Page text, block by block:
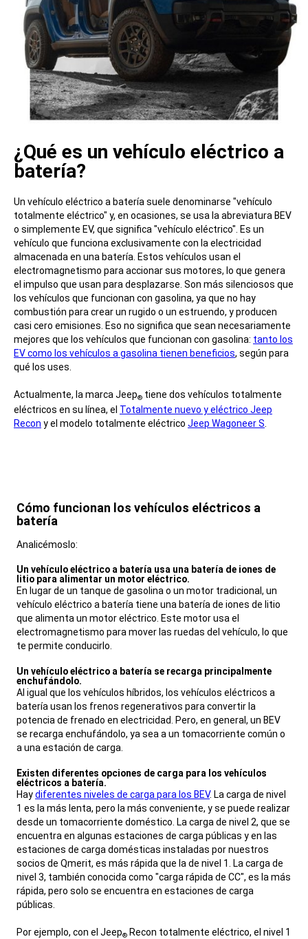
¿Qué es un vehículo eléctrico a
batería?
Un vehículo eléctrico a batería suele denominarse "vehículo
totalmente eléctrico" y, en ocasiones, se usa la abreviatura BEV
o simplemente EV, que significa "vehículo eléctrico". Es un
vehículo que funciona exclusivamente con la electricidad
almacenada en una batería. Estos vehículos usan el
electromagnetismo para accionar sus motores, lo que genera
el impulso que usan para desplazarse. Son más silenciosos que
los vehículos que funcionan con gasolina, ya que no hay
combustión para crear un rugido o un estruendo, y producen
casi cero emisiones. Eso no significa que sean necesariamente
mejores que los vehículos que funcionan con gasolina: tanto los
EV como los vehículos a gasolina tienen beneficios, según para
qué los uses.
Actualmente, la marca Jeep® tiene dos vehículos totalmente
eléctricos en su línea, el Totalmente nuevo y eléctrico Jeep
Recon y el modelo totalmente eléctrico Jeep Wagoneer S
Cómo funcionan los vehículos eléctricos a
batería
Analicémoslo:
Un vehículo eléctrico a batería usa una batería de iones de
litio para alimentar un motor eléctrico.
,En lugar de un tanque de gasolina o un motor tradicional, un
vehículo eléctrico a batería tiene una batería de iones de litio
que alimenta un motor eléctrico. Este motor usa el
electromagnetismo para mover las ruedas del vehículo, lo que
te permite conducirlo.
Un vehículo eléctrico a batería se recarga principalmente
enchufándolo.
,Al igual que los vehículos híbridos, los vehículos eléctricos a
batería usan los frenos regenerativos para convertir la
potencia de frenado en electricidad. Pero, en general, un BEV
se recarga enchufándolo, ya sea a un tomacorriente común o
a una estación de carga.
Existen diferentes opciones de carga para los vehículos
eléctricos a batería.
,Haydiferentes niveles de carga para los BEV. La carga de nivel
1 es la más lenta, pero la más conveniente, y se puede realizar
desde un tomacorriente doméstico. La carga de nivel 2, que se
encuentra en algunas estaciones de carga públicas y en las
estaciones de carga domésticas instaladas por nuestros
socios de Qmerit, es más rápida que la de nivel 1. La carga de
nivel 3, también conocida como "carga rápida de CC", es la más
rápida, pero solo se encuentra en estaciones de carga
públicas.
Por ejemplo, con el Jeep® Recon totalmente eléctrico, el nivel 1